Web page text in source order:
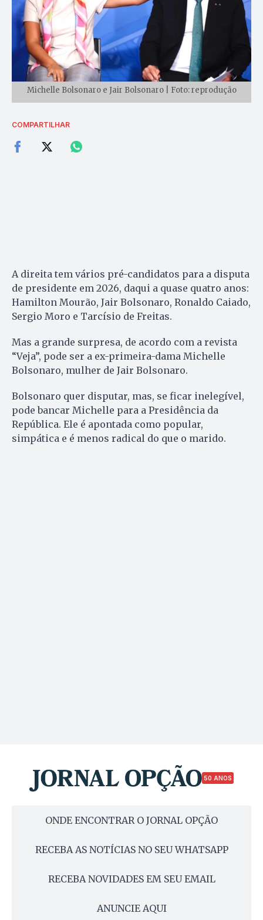
Michelle Bolsonaro e Jair Bolsonaro | Foto: reprodução
COMPARTILHAR
A direita tem vários pré-candidatos para a disputa
de presidente em 2026, daqui a quase quatro anos:
Hamilton Mourão, Jair Bolsonaro, Ronaldo Caiado,
Sergio Moro e Tarcísio de Freitas.
Mas a grande surpresa, de acordo com a revista
“Veja”, pode ser a ex-primeira-dama Michelle
Bolsonaro, mulher de Jair Bolsonaro.
Bolsonaro quer disputar, mas, se ficar inelegível,
pode bancar Michelle para a Presidência da
República. Ele é apontada como popular,
simpática e é menos radical do que o marido.
50 ANOS
ONDE ENCONTRAR O JORNAL OPÇÃO
RECEBA AS NOTÍCIAS NO SEU WHATSAPP
RECEBA NOVIDADES EM SEU EMAIL
ANUNCIE AQUI